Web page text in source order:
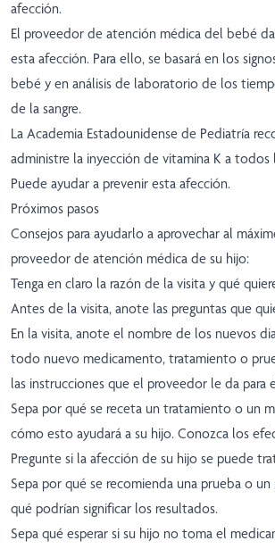
afección.
El proveedor de atención médica del bebé
esta afección. Para ello, se basará en los
bebé y en análisis de laboratorio de los
de la sangre.
La Academia Estadounidense de Pediatría
administre la inyección de vitamina K a todos
Puede ayudar a prevenir esta afección.
Próximos pasos
Consejos para ayudarlo a aprovechar al
proveedor de atención médica de su hijo:
Tenga en claro la razón de la visita y qué
Antes de la visita, anote las preguntas que
En la visita, anote el nombre de los nuevos
todo nuevo medicamento, tratamiento o
las instrucciones que el proveedor le da para
Sepa por qué se receta un tratamiento o un
cómo esto ayudará a su hijo. Conozca los
Pregunte si la afección de su hijo se puede
Sepa por qué se recomienda una prueba o
qué podrían significar los resultados.
Sepa qué esperar si su hijo no toma el